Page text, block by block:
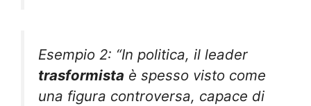
Esempio 2: “In politica, il leader
trasformista è spesso visto come
una figura controversa, capace di